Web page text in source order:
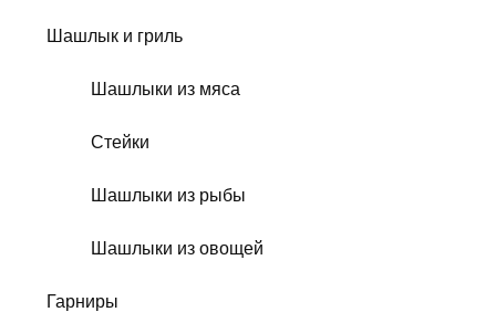
Шашлык и гриль
Шашлыки из мяса
Стейки
Шашлыки из рыбы
Шашлыки из овощей
Гарниры